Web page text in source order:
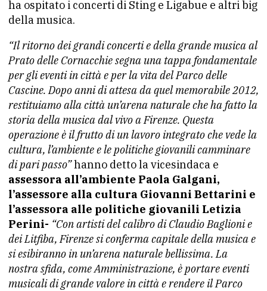
ha ospitato i concerti di Sting e Ligabue e altri big
della musica.
“Il ritorno dei grandi concerti e della grande musica al
Prato delle Cornacchie segna una tappa fondamentale
per gli eventi in città e per la vita del Parco delle
Cascine. Dopo anni di attesa da quel memorabile 2012,
restituiamo alla città un’arena naturale che ha fatto la
storia della musica dal vivo a Firenze. Questa
operazione è il frutto di un lavoro integrato che vede la
cultura, l’ambiente e le politiche giovanili camminare
di pari passo”hanno detto la vicesindaca e
assessora all’ambiente Paola Galgani,
l’assessore alla cultura Giovanni Bettarini e
l’assessora alle politiche giovanili Letizia
Perini- “Con artisti del calibro di Claudio Baglioni e
dei Litfiba, Firenze si conferma capitale della musica e
si esibiranno in un’arena naturale bellissima. La
nostra sfida, come Amministrazione, è portare eventi
musicali di grande valore in città e rendere il Parco